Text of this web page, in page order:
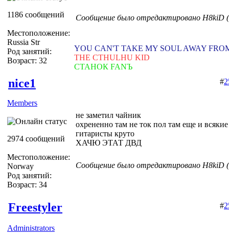
1186 сообщений
Местоположение:
Russia Str
Род занятий:
Возраст: 32
Сообщение было отредактировано H8kiD
YOU CAN'T TAKE MY SOUL AWAY
THE CTHULHU KID
СТАНОК FANЪ
nice1
Members
2974 сообщений
Местоположение:
Norway
Род занятий:
Возраст: 34
#
не заметил чайник
охрененно там не ток пол там еще и
гитаристы круто
ХАЧЮ ЭТАТ ДВД
Сообщение было отредактировано H8kiD
Freestyler
Administrators
#